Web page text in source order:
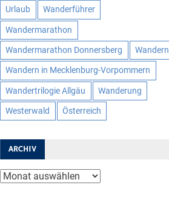
Urlaub Wanderführer
Wandermarathon
Wandermarathon Donnersberg Wandern
Wandern in Mecklenburg-Vorpommern
Wandertrilogie Allgäu Wanderung
Westerwald Österreich
ARCHIV
Archiv